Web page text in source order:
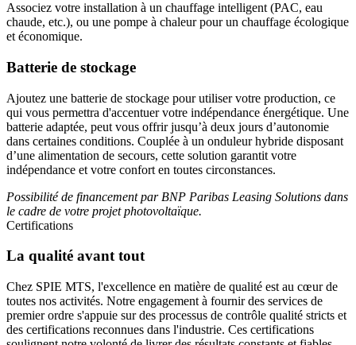
Associez votre installation à un chauffage intelligent (PAC, eau
chaude, etc.), ou une pompe à chaleur pour un chauffage écologique
et économique.
Batterie de stockage
Ajoutez une batterie de stockage pour utiliser votre production, ce
qui vous permettra d'accentuer votre indépendance énergétique. Une
batterie adaptée, peut vous offrir jusqu’à deux jours d’autonomie
dans certaines conditions. Couplée à un onduleur hybride disposant
d’une alimentation de secours, cette solution garantit votre
indépendance et votre confort en toutes circonstances.
Possibilité de financement par BNP Paribas Leasing Solutions dans
le cadre de votre projet photovoltaïque.
Certifications
La qualité avant tout
Chez SPIE MTS, l'excellence en matière de qualité est au cœur de
toutes nos activités. Notre engagement à fournir des services de
premier ordre s'appuie sur des processus de contrôle qualité stricts et
des certifications reconnues dans l'industrie. Ces certifications